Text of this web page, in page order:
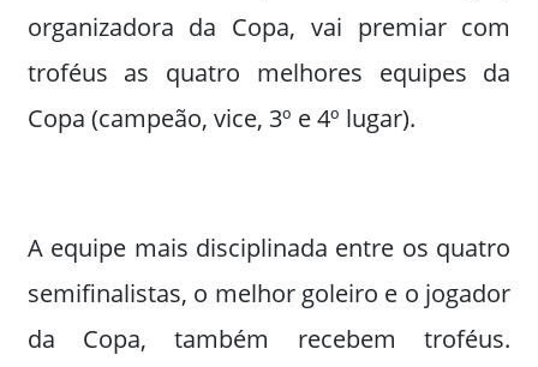
organizadora da Copa, vai premiar com
troféus as quatro melhores equipes da
Copa (campeão, vice, 3º e 4º lugar).
A equipe mais disciplinada entre os quatro
semifinalistas, o melhor goleiro e o jogador
da Copa, também recebem troféus.